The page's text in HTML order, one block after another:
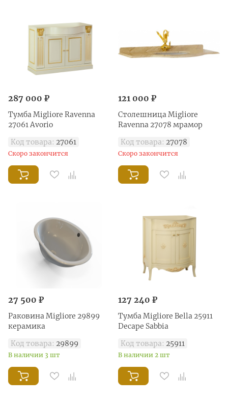
287 000 ₽
Тумба Migliore Ravenna
27061 Avorio
Код товара: 27061
Скоро закончится
121 000 ₽
Столешница Migliore
Ravenna 27078 мрамор
Код товара: 27078
Скоро закончится
27 500 ₽
Раковина Migliore 29899
керамика
Код товара: 29899
В наличии 3 шт
127 240 ₽
Тумба Migliore Bella 25911
Decape Sabbia
Код товара: 25911
В наличии 2 шт